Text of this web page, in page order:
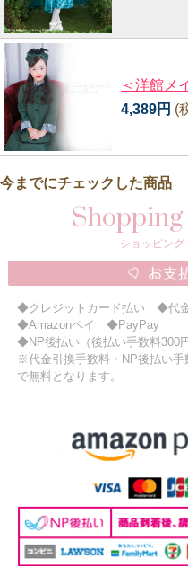
＜洋館メ
4,389円 (
今までにチェックした商品
ショッピン
◆クレジットカード払い ◆代金
◆Amazonペイ ◆PayPay
◆NP後払い（後払い手数料300円
※代金引換手数料・NP後払い手
で無料となります。